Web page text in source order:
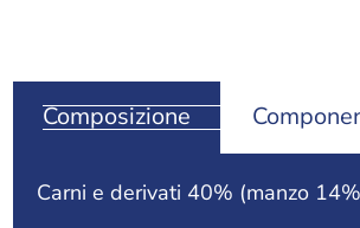
Composizione
Carni e derivati 40% (manzo